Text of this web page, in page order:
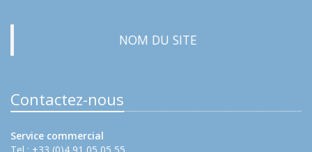
NOM DU SITE
Contactez-nous
Service commercial